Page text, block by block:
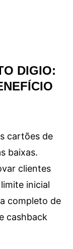
DIGIO:
cartões de
baixas.
clientes
inicial
completo de
cashback